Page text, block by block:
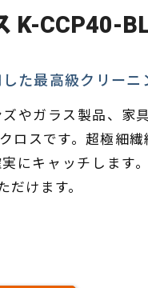
K-CCP40-
た最高級クリーニ
やガラス製品、家
ロスです。超極細
にキャッチします
だけます。